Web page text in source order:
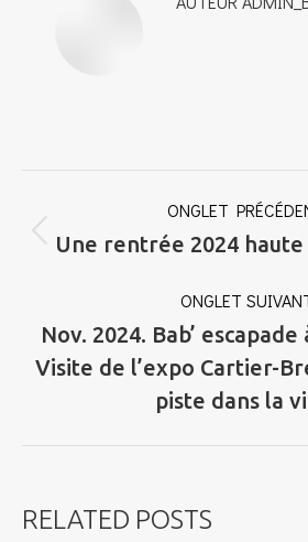
DE
COMMENTAIRE
ONGLET
Onglet
Une rentrée 2024 haute
ONGLET
Onglet
suivant
Nov. 2024. Bab’
Visite de l’expo Cartier-
piste dans la
RELATED POSTS